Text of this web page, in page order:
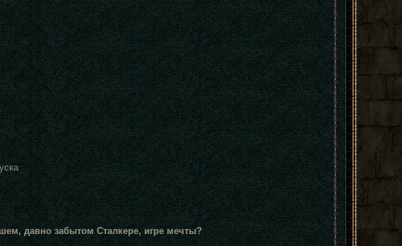
давно забытом Сталкере, игре мечты?